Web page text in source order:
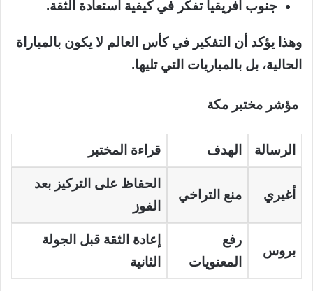
جنوب أفريقيا تفكر في كيفية استعادة الثقة.
وهذا يؤكد أن التفكير في كأس العالم لا يكون بالمباراة
الحالية، بل بالمباريات التي تليها.
مؤشر مختبر مكة
الرسالة الهدف قراءة المختبر
أغيري منع التراخي
الحفاظ على التركيز بعد
الفوز
بروس
رفع
المعنويات
إعادة الثقة قبل الجولة
الثانية